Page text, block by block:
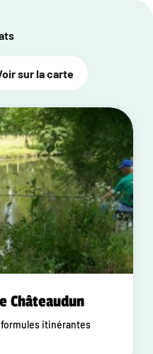
sur la carte
Châteaudun
itinérantes